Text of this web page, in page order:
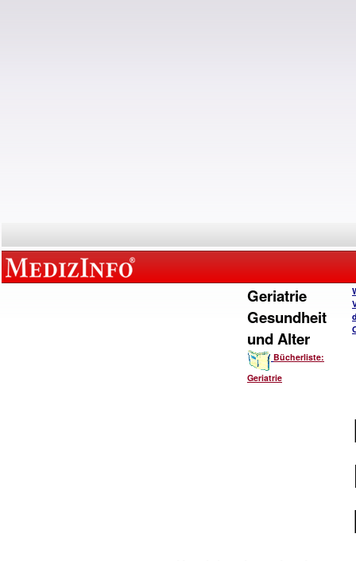
Geriatrie
Gesundheit
und Alter
Bücherliste:
Geriatrie